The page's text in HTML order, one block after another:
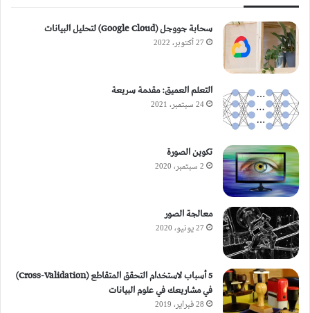
سحابة جووجل (Google Cloud) لتحليل البيانات
27 أكتوبر، 2022
التعلم العميق: مقدمة سريعة
24 سبتمبر، 2021
تكوين الصورة
2 سبتمبر، 2020
معالجة الصور
27 يونيو، 2020
5 أسباب لاستخدام التحقق المتقاطع (Cross-Validation)
في مشاريعك في علوم البيانات
28 فبراير، 2019